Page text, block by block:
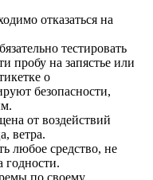
отказаться на
тестировать
пробу на запястье или
о
безопасности,
от воздействий
ветра.
любое средство, не
годности.
по своему